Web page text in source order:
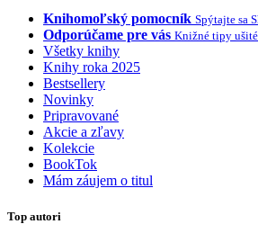
Knihomoľský pomocník Spýtajte sa
Odporúčame pre vás Knižné tipy
Všetky knihy
Knihy roka 2025
Bestsellery
Novinky
Pripravované
Akcie a zľavy
Kolekcie
BookTok
Mám záujem o titul
Top autori